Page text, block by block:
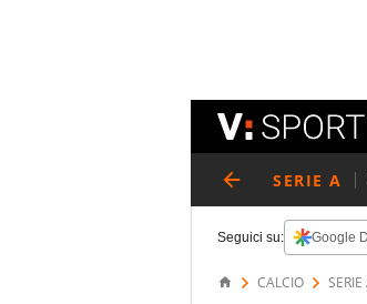
SERIE A
Seguici su: Google
CALCIO SERIE